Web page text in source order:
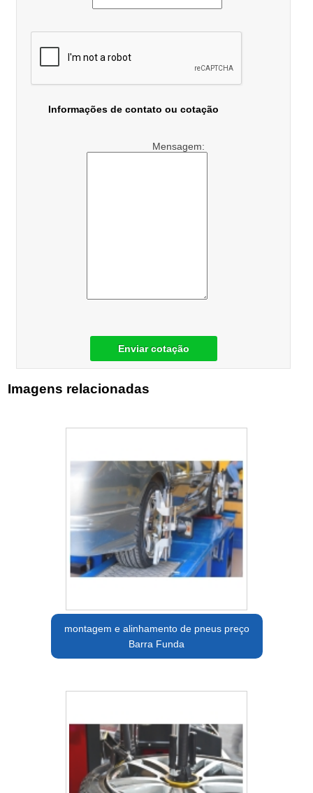
Informações de contato ou cotação
Mensagem:
Enviar cotação
Imagens relacionadas
montagem e alinhamento de pneus preço
Barra Funda